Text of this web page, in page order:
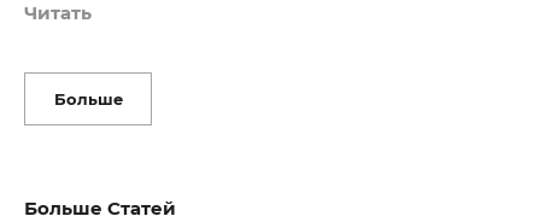
Читать
Больше
Больше Статей